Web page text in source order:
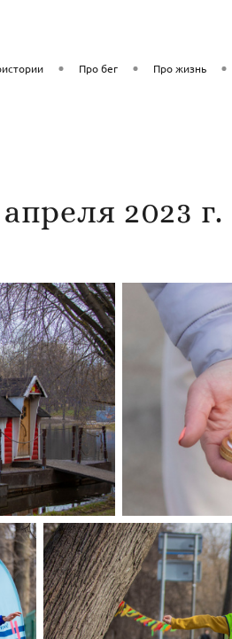
Про бег Про жизнь
2023 г.